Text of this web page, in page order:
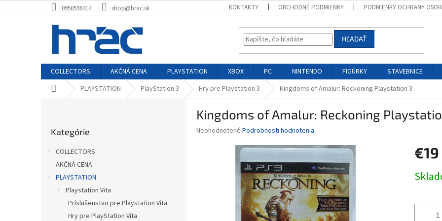
na
0950596414 shop@hrac.sk KONTAKTY OBCHODNÉ PODMIENKY PODMIENKY OCHRANY
HĽADAŤ
COLLECTORS AKČNÁ CENA PLAYSTATION XBOX PC NINTENDO FIGÚRKY STAVEBNICE
DomovPLAYSTATION PlayStation 3 Hry pre Playstation 3 Kingdoms of Amalur: Reckoning Playstation 3
kategórie
Kategórie
COLLECTORS
AKČNÁ CENA
PLAYSTATION
Playstation Vita
Príslušenstvo pre Playstation Vita
Hry pre PlayStation Vita
Kingdoms of Amalur: Reckoning
Priemerné
Neohodnotené Podrobnosti hodnotenia
€19
cena: